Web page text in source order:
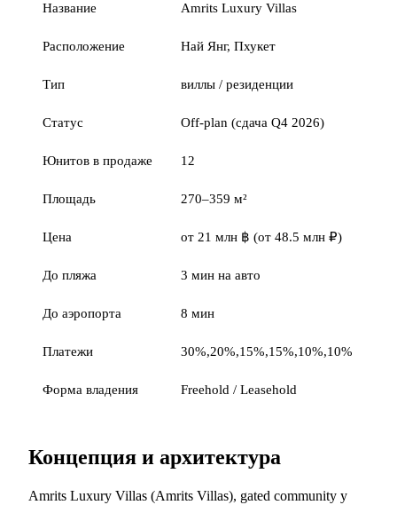
Название Amrits Luxury Villas
Расположение Най Янг, Пхукет
Тип виллы / резиденции
Статус Off-plan (сдача Q4 2026)
Юнитов в продаже 12
Площадь 270–359 м²
Цена от 21 млн ฿ (от 48.5 млн ₽)
До пляжа 3 мин на авто
До аэропорта 8 мин
Платежи 30%,20%,15%,15%,10%,10%
Форма владения Freehold / Leasehold
Концепция и архитектура
Amrits Luxury Villas (Amrits Villas), gated community у